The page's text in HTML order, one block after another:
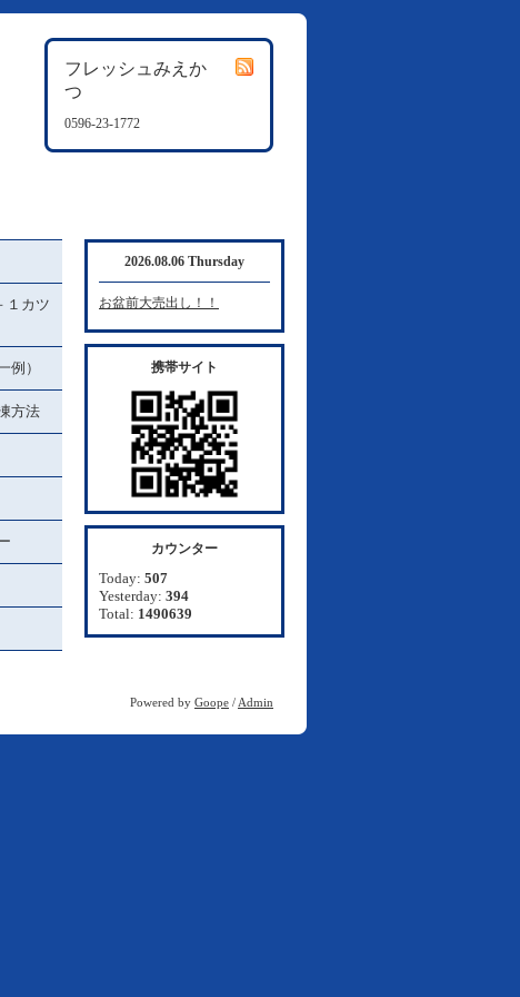
フレッシュみえか
つ
0596-23-1772
１カツ
例）
方法
2026.08.06 Thursday
お盆前大売出し！！
携帯サイト
カウンター
Today: 507
Yesterday: 394
Total: 1490639
Powered by Goope / Admin